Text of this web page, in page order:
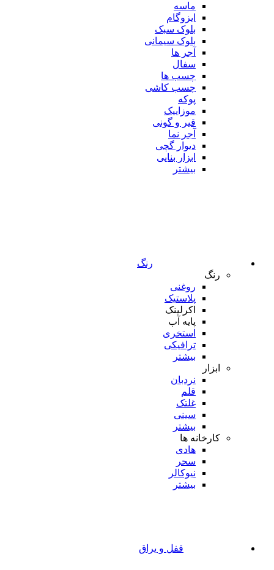
ماسه
ایزوگام
بلوک سبک
بلوک سیمانی
آجر ها
سفال
چسب ها
چسب کاشی
پوکه
موزاییک
قیر و گونی
آجر نما
دیوار گچی
ابزار بنایی
بیشتر
رنگ
رنگ
روغنی
پلاستیک
اکرلینک
پایه آب
استخری
ترافیکی
بیشتر
ابزار
نردبان
قلم
غلتک
سینی
بیشتر
کارخانه ها
هادی
سحر
نیوکالر
بیشتر
قفل و یراق